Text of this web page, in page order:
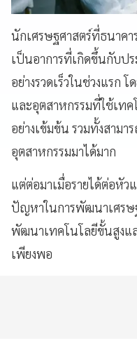
นักเศรษฐศาสตร์ที่ธนาค
เป็นอาการที่เกิดขึ้นกับป
อย่างรวดเร็วในช่วงแรก
และอุตสาหกรรมที่ใช้เท
อย่างเข้มข้น รวมทั้งสามา
อุตสาหกรรมมาได้มาก
แต่ต่อมาเมื่อรายได้ต่อหัว
ปัญหาในการพัฒนาเศรษ
พัฒนาเทคโนโลยีขั้นสูงแ
เพียงพอ